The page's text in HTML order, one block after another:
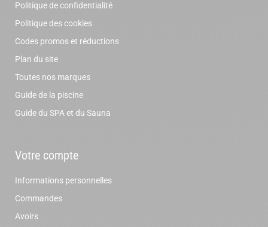
Politique de confidentialité
Politique des cookies
Codes promos et réductions
Plan du site
Toutes nos marques
Guide de la piscine
Guide du SPA et du Sauna
Votre compte
Informations personnelles
Commandes
Avoirs